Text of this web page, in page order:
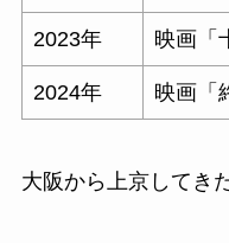
2023年 映画「
2024年 映画「
大阪から上京してき